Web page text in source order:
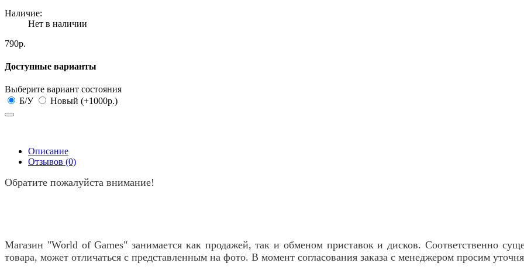
Наличие:
Нет в наличии
790р.
Доступные варианты
Выберите вариант состояния
Б/У
Новый (+1000р.)
Описание
Отзывов (0)
Обратите пожалуйста внимание!
Магазин "World of Games" занимается как продажей, так и обменом приставок и дисков. Соответственно
товара, может отличаться с представленным на фото. В момент согласования заказа с менеджером просим